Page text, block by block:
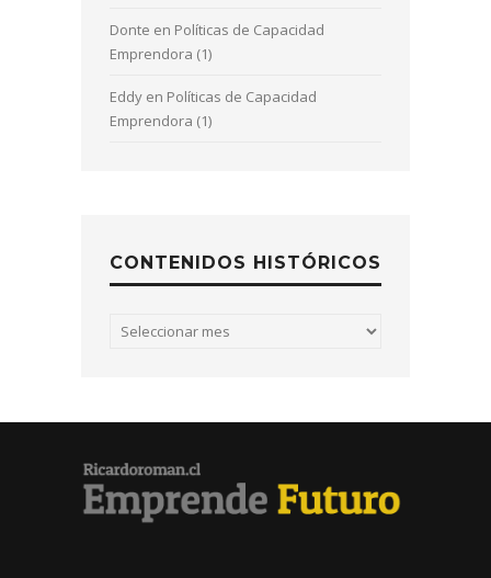
Donte en Políticas de Capacidad
Emprendora (1)
Eddy en Políticas de Capacidad
Emprendora (1)
CONTENIDOS HISTÓRICOS
Contenidos